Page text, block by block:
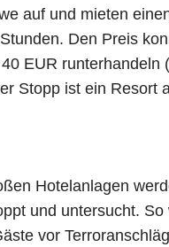
auf und mieten
Den Preis
EUR runterhandeln
Stopp ist ein Resort
Hotelanlagen
und untersucht. So
vor